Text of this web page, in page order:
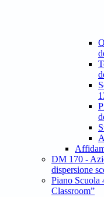
DM 170 -
dispersione
Piano Scuola
Classroom”